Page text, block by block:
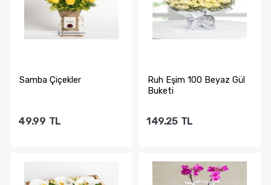
Samba Çiçekler
49.99 TL
Sepete Ekle
Ruh Eşim 100 Beyaz Gül
Buketi
149.25 TL
Sepete Ekle